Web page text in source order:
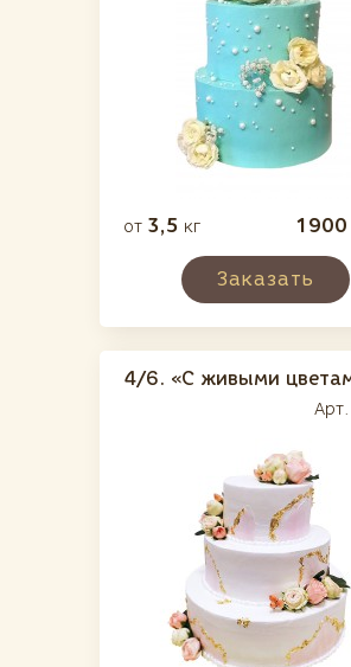
от 3,5 кг 1900
Заказать
4/6. «С живыми